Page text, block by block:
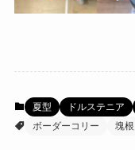
夏型 ドルステニア
ボーダーコリー
塊根